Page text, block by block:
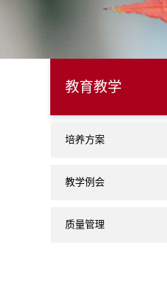
教育教学
培养方案
教学例会
质量管理